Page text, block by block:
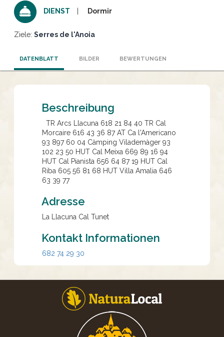
DIENST Dormir
Ziele: Serres de l'Anoia
DATENBLATT BILDER BEWERTUNGEN
Beschreibung
TR Arcs Llacuna 618 21 84 40 TR Cal
Morcaire 616 43 36 87 AT Ca l'Americano
93 897 60 04 Càmping Vilademàger 93
102 23 50 HUT Cal Meixa 669 89 16 94
HUT Cal Pianista 656 64 87 19 HUT Cal
Riba 605 56 81 68 HUT Villa Amalia 646
63 39 77
Adresse
La Llacuna Cal Tunet
Kontakt Informationen
682 74 29 30